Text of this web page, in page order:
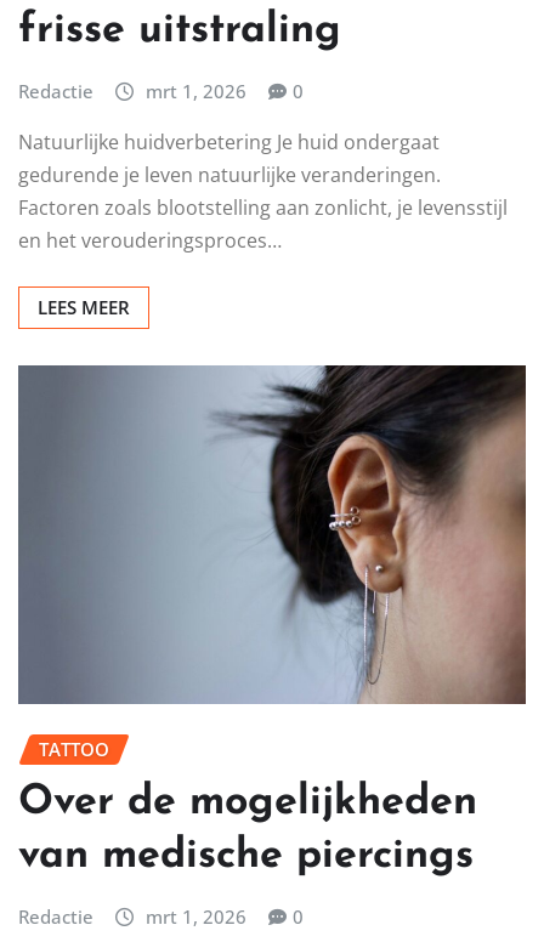
frisse uitstraling
Redactie mrt 1, 2026 0
Natuurlijke huidverbetering Je huid ondergaat
gedurende je leven natuurlijke veranderingen.
Factoren zoals blootstelling aan zonlicht, je levensstijl
en het verouderingsproces…
LEES MEER
TATTOO
Over de mogelijkheden
van medische piercings
Redactie mrt 1, 2026 0